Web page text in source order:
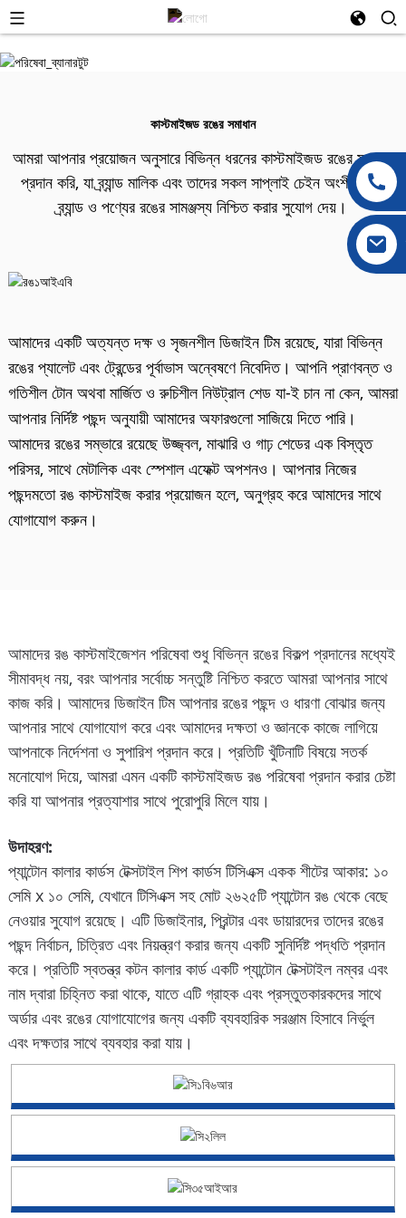
কাস্টমাইজড রঙের সমাধান
আমরা আপনার প্রয়োজন অনুসারে বিভিন্ন ধরনের কাস্টমাইজড রঙের সমাধান
প্রদান করি, যা ব্র্যান্ড মালিক এবং তাদের সকল সাপ্লাই চেইন অংশীদারদের
ব্র্যান্ড ও পণ্যের রঙের সামঞ্জস্য নিশ্চিত করার সুযোগ দেয়।
আমাদের একটি অত্যন্ত দক্ষ ও সৃজনশীল ডিজাইন টিম রয়েছে, যারা বিভিন্ন
রঙের প্যালেট এবং ট্রেন্ডের পূর্বাভাস অন্বেষণে নিবেদিত। আপনি প্রাণবন্ত ও
গতিশীল টোন অথবা মার্জিত ও রুচিশীল নিউট্রাল শেড যা-ই চান না কেন, আমরা
আপনার নির্দিষ্ট পছন্দ অনুযায়ী আমাদের অফারগুলো সাজিয়ে দিতে পারি।
আমাদের রঙের সম্ভারে রয়েছে উজ্জ্বল, মাঝারি ও গাঢ় শেডের এক বিস্তৃত
পরিসর, সাথে মেটালিক এবং স্পেশাল এফেক্ট অপশনও। আপনার নিজের
পছন্দমতো রঙ কাস্টমাইজ করার প্রয়োজন হলে, অনুগ্রহ করে আমাদের সাথে
যোগাযোগ করুন।
আমাদের রঙ কাস্টমাইজেশন পরিষেবা শুধু বিভিন্ন রঙের বিকল্প প্রদানের মধ্যেই
সীমাবদ্ধ নয়, বরং আপনার সর্বোচ্চ সন্তুষ্টি নিশ্চিত করতে আমরা আপনার সাথে
কাজ করি। আমাদের ডিজাইন টিম আপনার রঙের পছন্দ ও ধারণা বোঝার জন্য
আপনার সাথে যোগাযোগ করে এবং আমাদের দক্ষতা ও জ্ঞানকে কাজে লাগিয়ে
আপনাকে নির্দেশনা ও সুপারিশ প্রদান করে। প্রতিটি খুঁটিনাটি বিষয়ে সতর্ক
মনোযোগ দিয়ে, আমরা এমন একটি কাস্টমাইজড রঙ পরিষেবা প্রদান করার চেষ্টা
করি যা আপনার প্রত্যাশার সাথে পুরোপুরি মিলে যায়।
উদাহরণ:
প্যান্টোন কালার কার্ডস টেক্সটাইল শিপ কার্ডস টিসিএক্স একক শীটের আকার: ১০
সেমি x ১০ সেমি, যেখানে টিসিএক্স সহ মোট ২৬২৫টি প্যান্টোন রঙ থেকে বেছে
নেওয়ার সুযোগ রয়েছে। এটি ডিজাইনার, প্রিন্টার এবং ডায়ারদের তাদের রঙের
পছন্দ নির্বাচন, চিত্রিত এবং নিয়ন্ত্রণ করার জন্য একটি সুনির্দিষ্ট পদ্ধতি প্রদান
করে। প্রতিটি স্বতন্ত্র কটন কালার কার্ড একটি প্যান্টোন টেক্সটাইল নম্বর এবং
নাম দ্বারা চিহ্নিত করা থাকে, যাতে এটি গ্রাহক এবং প্রস্তুতকারকদের সাথে
অর্ডার এবং রঙের যোগাযোগের জন্য একটি ব্যবহারিক সরঞ্জাম হিসাবে নির্ভুল
এবং দক্ষতার সাথে ব্যবহার করা যায়।